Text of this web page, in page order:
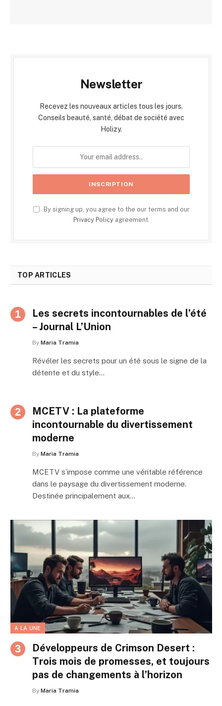
Newsletter
Recevez les nouveaux articles tous les jours.
Conseils beauté, santé, débat de société avec
Holizy.
By signing up, you agree to the our terms and our
Privacy Policyagreement.
TOP ARTICLES
Les secrets incontournables de l’été
– Journal L’Union
By Maria Tramia
Révéler les secrets pour un été sous le signe de la
détente et du style…
MCETV : La plateforme
incontournable du divertissement
moderne
By Maria Tramia
MCETV s’impose comme une véritable référence
dans le paysage du divertissement moderne.
Destinée principalement aux…
A LA UNE
Développeurs de Crimson Desert :
Trois mois de promesses, et toujours
pas de changements à l’horizon
By Maria Tramia